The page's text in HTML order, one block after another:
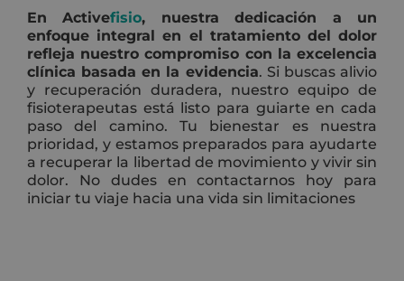
En Activefisio, nuestra dedicación a un
enfoque integral en el tratamiento del dolor
refleja nuestro compromiso con la excelencia
clínica basada en la evidencia. Si buscas alivio
y recuperación duradera, nuestro equipo de
fisioterapeutas está listo para guiarte en cada
paso del camino. Tu bienestar es nuestra
prioridad, y estamos preparados para ayudarte
a recuperar la libertad de movimiento y vivir sin
dolor. No dudes en contactarnos hoy para
iniciar tu viaje hacia una vida sin limitaciones